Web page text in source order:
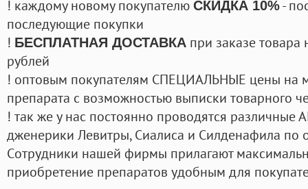
! каждому новому покупателю СКИДКА 10%-
последующие покупки
! БЕСПЛАТНАЯ ДОСТАВКА при заказе
рублей
! оптовым покупателям СПЕЦИАЛЬНЫЕ цены на
препарата с возможностью выписки товарного
! так же у нас постоянно проводятся
дженерики Левитры, Сиалиса и Силденафила по
Cотрудники нашей фирмы прилагают
приобретение препаратов удобным для